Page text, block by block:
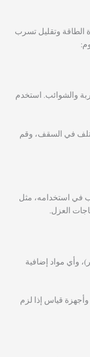
الطاقة وتقليل تسرب
والشوائب. استخدم
في السقف، وقم
في استخدامه، مثل
العزل.
وأي مواد إضافية
قياس إذا لزم